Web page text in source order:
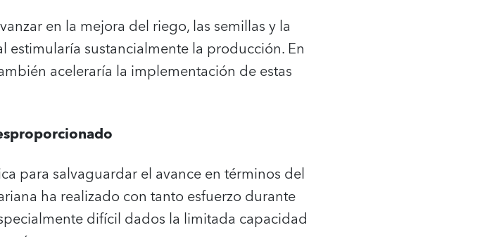
en la mejora del riego, las semillas y la
sustancialmente la producción. En
aceleraría la implementación de estas
para salvaguardar el avance en términos del
ha realizado con tanto esfuerzo durante
difícil dados la limitada capacidad